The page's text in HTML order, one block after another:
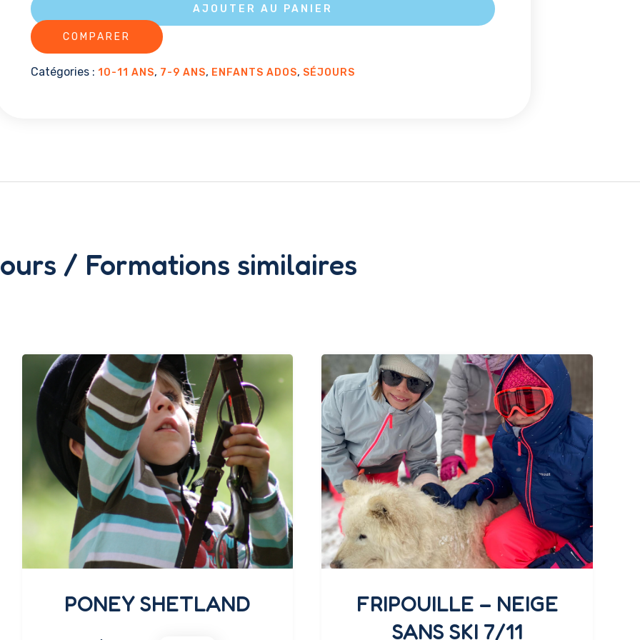
P'TITS
CAVALIERS
AJOUTER AU PANIER
COMPARER
Catégories : 10-11 ANS, 7-9 ANS, ENFANTS ADOS, SÉJOURS
/ Formations similaires
PONEY SHETLAND
FRIPOUILLE – NEIGE
SANS SKI 7/11